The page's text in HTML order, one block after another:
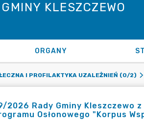
KLESZCZEWO
ORGANY
I PROFILAKTYKA UZALEŻNIEŃ (0/2)
2026 Rady Gminy
Osłonowego "Korpus